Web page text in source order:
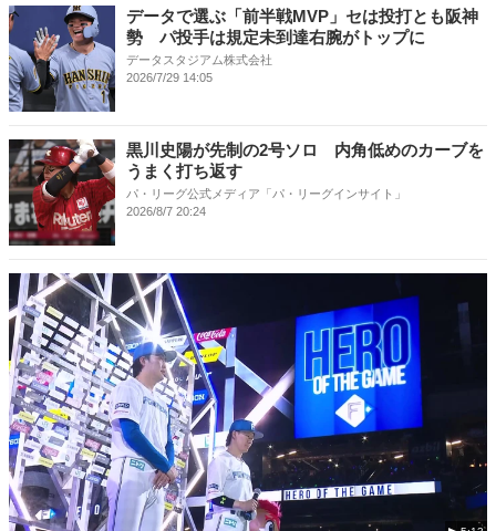
データで選ぶ「前半戦MVP」セは投打とも阪神
勢 パ投手は規定未到達右腕がトップに
データスタジアム株式会社
2026/7/29 14:05
黒川史陽が先制の2号ソロ 内角低めのカーブを
うまく打ち返す
パ・リーグ公式メディア「パ・リーグインサイト」
2026/8/7 20:24